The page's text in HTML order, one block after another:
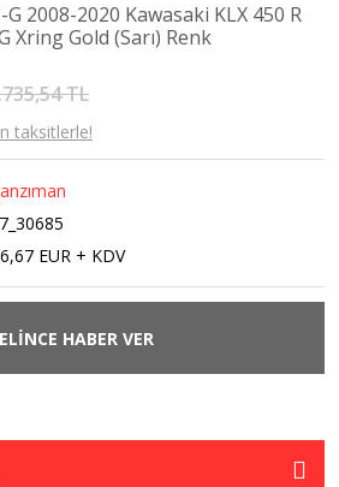
G 2008-2020 Kawasaki KLX 450 R
Xring Gold (Sarı) Renk
TL
taksitlerle!
EUR + KDV
HABER VER